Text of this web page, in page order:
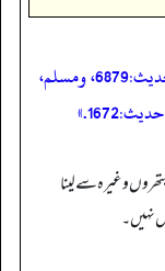
«أخرجه البخاري، الديات، باب من أقاد بالحجر، حديث:6879، ومسلم،
وغیرہ سے لینا
نہیں۔